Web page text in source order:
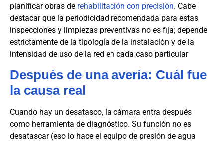
planificar obras de rehabilitación con precisión. Cabe
destacar que la periodicidad recomendada para estas
inspecciones y limpiezas preventivas no es fija; depende
estrictamente de la tipología de la instalación y de la
intensidad de uso de la red en cada caso particular
Después de una avería: Cuál fue
la causa real
Cuando hay un desatasco, la cámara entra después
como herramienta de diagnóstico. Su función no es
desatascar (eso lo hace el equipo de presión de agua